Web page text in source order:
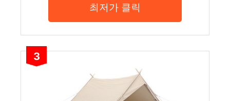
최저가 클릭
3